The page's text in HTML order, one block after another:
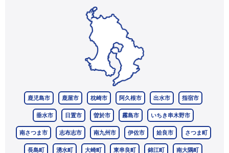
鹿児島市 鹿屋市 枕崎市 阿久根市 出水市 指宿市
垂水市 日置市 曽於市 霧島市 いちき串木野市
南さつま市 志布志市 南九州市 伊佐市 姶良市 さつま町
長島町 湧水町 大崎町 東串良町 錦江町 南大隅町